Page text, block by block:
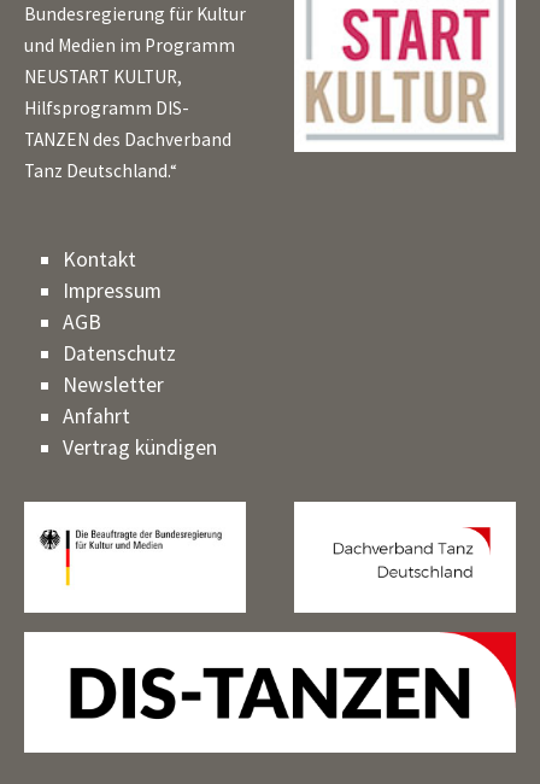
Bundesregierung für Kultur
und Medien im Programm
NEUSTART KULTUR,
Hilfsprogramm DIS-
TANZEN des Dachverband
Tanz Deutschland.“
Kontakt
Impressum
AGB
Datenschutz
Newsletter
Anfahrt
Vertrag kündigen